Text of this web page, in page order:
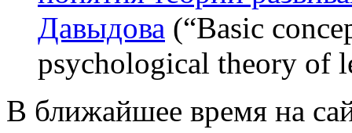
Давыдова (“Basic
psychological theory of
В ближайшее время на